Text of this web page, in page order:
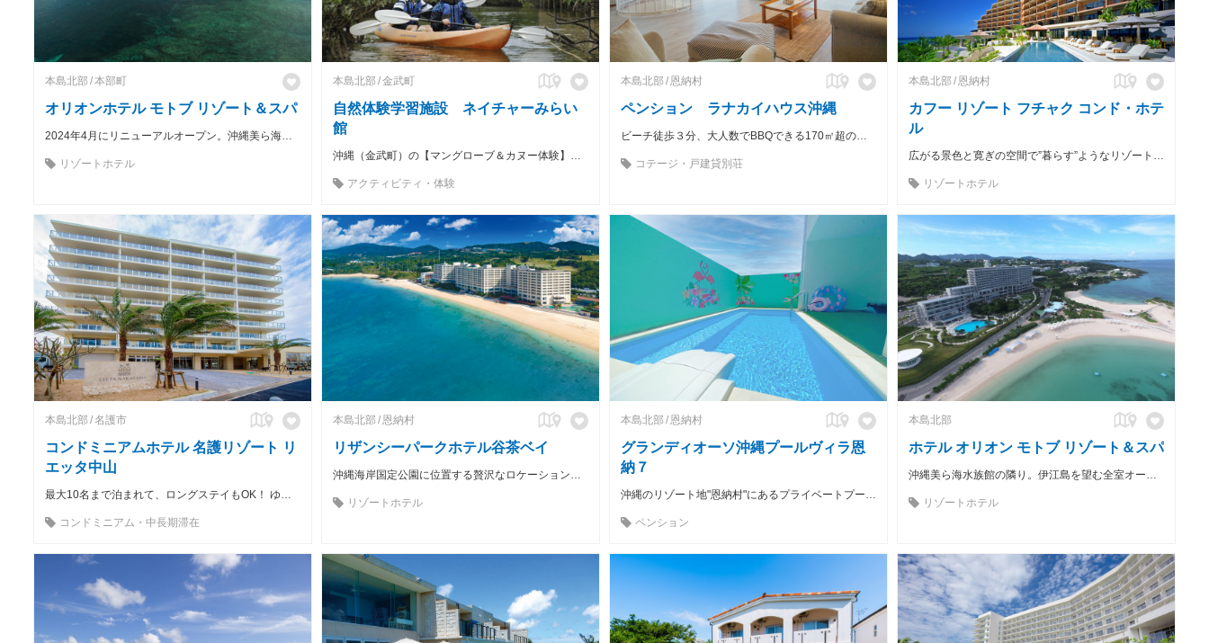
本島北部 本部町
オリオンホテル モトブ リゾート＆スパ
2024年4月にリニューアルオープン。沖縄美ら海水族館徒歩7分・エメラルドビーチ(海洋博公園)徒歩2分・備瀬のフクギ並木徒歩3分の立地にあるリゾートホテル。北部観光の拠点に最適です。
リゾートホテル
本島北部 金武町
自然体験学習施設 ネイチャーみらい
館
沖縄（金武町）の【マングローブ＆カヌー体験】地元ガイドがご案内いたします！
アクティビティ・体験
本島北部 恩納村
ペンション ラナカイハウス沖縄
ビーチ徒歩３分、大人数でBBQできる170㎡超のオーシャンビュー 貸別荘
コテージ・戸建貸別荘
本島北部 恩納村
カフー リゾート フチャク コンド・ホテ
ル
広がる景色と寛ぎの空間で”暮らす”ようなリゾートステイを。
リゾートホテル
本島北部 名護市
コンドミニアムホテル 名護リゾート リ
エッタ中山
最大10名まで泊まれて、ロングステイもOK！ ゆったり・ゆっくり・名護ステイ
コンドミニアム・中長期滞在
本島北部 恩納村
リザンシーパークホテル谷茶ベイ
沖縄海岸国定公園に位置する贅沢なロケーション、白浜が800ｍ続く天然のビーチ。
リゾートホテル
本島北部 恩納村
グランディオーソ沖縄プールヴィラ恩
納７
沖縄のリゾート地"恩納村"にあるプライベートプール付きリゾートヴィラホテル。
ペンション
本島北部
ホテル オリオン モトブ リゾート＆スパ
沖縄美ら海水族館の隣り。伊江島を望む全室オーシャンビューのリゾートホテル
リゾートホテル